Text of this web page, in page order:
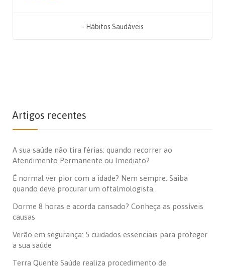
- Hábitos Saudáveis
Artigos recentes
A sua saúde não tira férias: quando recorrer ao
Atendimento Permanente ou Imediato?
É normal ver pior com a idade? Nem sempre. Saiba
quando deve procurar um oftalmologista.
Dorme 8 horas e acorda cansado? Conheça as possíveis
causas
Verão em segurança: 5 cuidados essenciais para proteger
a sua saúde
Terra Quente Saúde realiza procedimento de